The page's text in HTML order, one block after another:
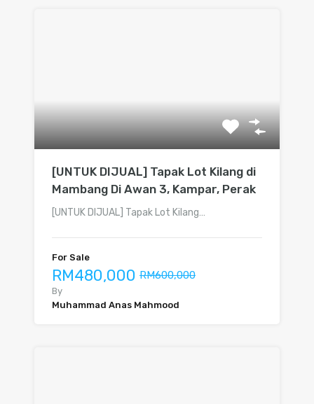
[UNTUK DIJUAL] Tapak Lot Kilang di
Mambang Di Awan 3, Kampar, Perak
[UNTUK DIJUAL] Tapak Lot Kilang…
For Sale
RM480,000 RM600,000
By
Muhammad Anas Mahmood